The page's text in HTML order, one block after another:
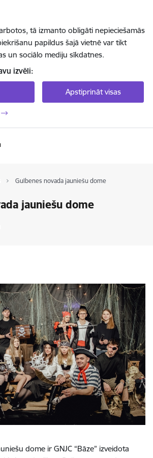
tā izmanto obligāti nepieciešamās
papildus šajā vietnē var tikt
un sociālo mediju sīkdatnes.
izvēli:
Apstiprināt visas
Gulbenes novada jauniešu dome
jauniešu dome
dome ir GNJC “Bāze” izveidota